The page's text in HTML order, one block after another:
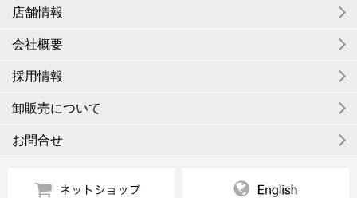
店舗情報
会社概要
採用情報
卸販売について
お問合せ